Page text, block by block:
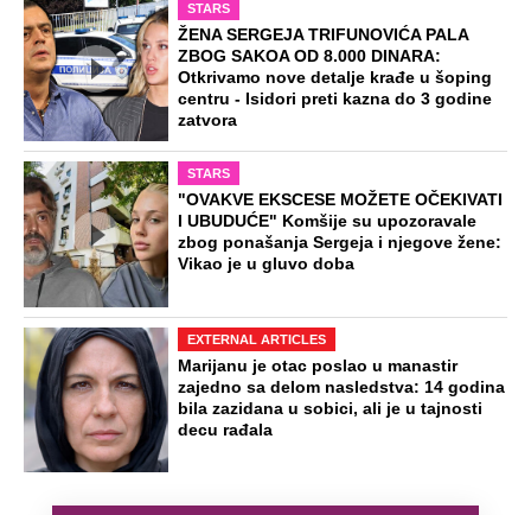
STARS
ŽENA SERGEJA TRIFUNOVIĆA PALA
ZBOG SAKOA OD 8.000 DINARA:
Otkrivamo nove detalje krađe u šoping
centru - Isidori preti kazna do 3 godine
zatvora
STARS
"OVAKVE EKSCESE MOŽETE OČEKIVATI
I UBUDUĆE" Komšije su upozoravale
zbog ponašanja Sergeja i njegove žene:
Vikao je u gluvo doba
EXTERNAL ARTICLES
Marijanu je otac poslao u manastir
zajedno sa delom nasledstva: 14 godina
bila zazidana u sobici, ali je u tajnosti
decu rađala